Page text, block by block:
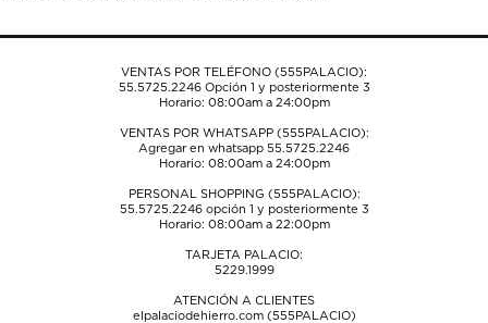
envío.envío.envío.envío.envío.
VENTAS POR TELÉFONO (555PALACIO):
55.5725.2246Opción 1 y posteriormente 3
Horario: 08:00am a 24:00pm
VENTAS POR WHATSAPP (555PALACIO):
Agregar en whatsapp 55.5725.2246
Horario: 08:00am a 24:00pm
PERSONAL SHOPPING (555PALACIO):
55.5725.2246opción 1 y posteriormente 3
Horario: 08:00am a 22:00pm
TARJETA PALACIO:
5229.1999
ATENCIÓN A CLIENTES
elpalaciodehierro.com (555PALACIO)